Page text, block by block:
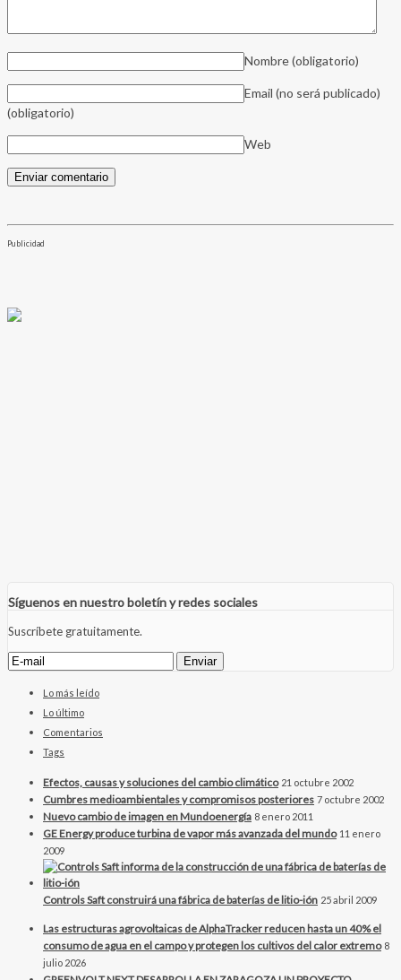
Nombre(obligatorio)
Email (no será publicado)
(obligatorio)
Web
Publicidad
Síguenos en nuestro boletín y redes sociales
Suscríbete gratuitamente.
Lo más leído
Lo último
Comentarios
Tags
Efectos, causas y soluciones del cambio climático 21 octubre 2002
Cumbres medioambientales y compromisos posteriores 7 octubre 2002
Nuevo cambio de imagen en Mundoenergía 8 enero 2011
GE Energy produce turbina de vapor más avanzada del mundo 11 enero
2009
Controls Saft construirá una fábrica de baterías de litio-ión 25 abril 2009
Las estructuras agrovoltaicas de AlphaTracker reducen hasta un 40% el
consumo de agua en el campo y protegen los cultivos del calor extremo 8
julio 2026